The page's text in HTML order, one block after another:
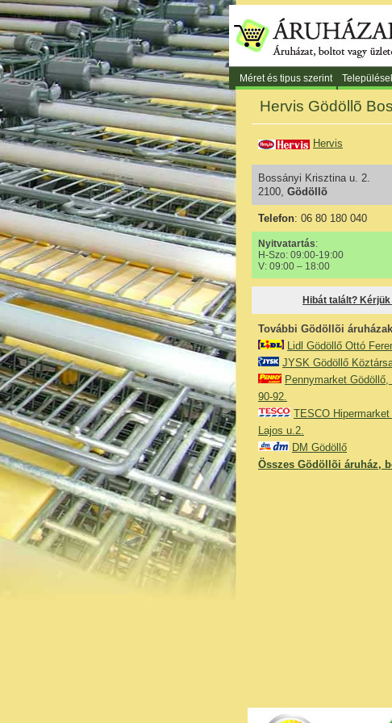
Méret és tipus szerint
Hervis Gödöllõ
Hervis
Bossányi Krisztina u. 2.
2100, Gödöllõ
Telefon: 06 80 180 040
Nyitvatartás:
H-Szo: 09:00-19:00
V: 09:00 – 18:00
Hibát talált? Kérjük
További Gödöllõi
Lidl Gödöllő Ottó
JYSK Gödöllő
Pennymarket
90-92.
TESCO
Lajos u.2.
DM Gödöllő
Összes Gödöllõi áruház,